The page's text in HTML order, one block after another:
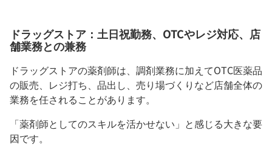
ドラッグストア：土日祝勤務、OTCやレジ対応、店
舗業務との兼務
ドラッグストアの薬剤師は、調剤業務に加えてOTC医薬品
の販売、レジ打ち、品出し、売り場づくりなど店舗全体の
業務を任されることがあります。
「薬剤師としてのスキルを活かせない」と感じる大きな要
因です。